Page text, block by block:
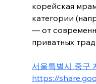
корейская
категории
— от
приватных
서울특별시 중구
https://